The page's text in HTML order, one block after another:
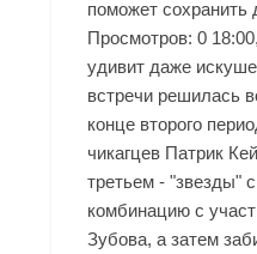
поможет сохранить
Просмотров: 0
удивит даже
встречи решилась
конце второго
чикагцев Патрик
третьем - "звезды"
комбинацию с
Зубова, а затем